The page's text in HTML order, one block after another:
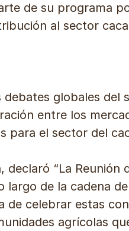
de su programa
al sector
globales del
entre los
para el sector del
“La Reunión
largo de la cadena
de celebrar estas
agrícolas